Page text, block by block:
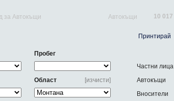
за Автокъщи Автокъщи 10 017
Принтирай
Пробег
[изчисти]
Област
Частни лица
Автокъщи
Вносители